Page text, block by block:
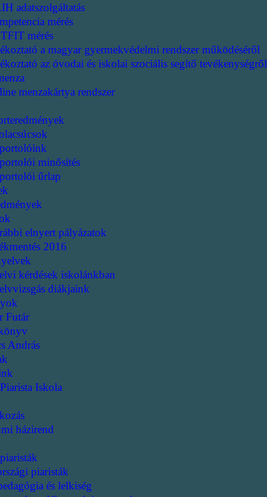
adatszolgáltatás
mérés
mérés
a magyar gyermekvédelmi rendszer működéséről
az óvodai és iskolai szociális segítő tevékenységről
menzakártya rendszer
minősítés
űrlap
elnyert pályázatok
2016
kérdések iskolánkban
diákjaink
Futár
András
Iskola
házirend
piaristák
és lelkiség